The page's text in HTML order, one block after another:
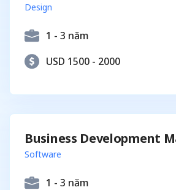
Design
1 - 3 năm
USD 1500 - 2000
Business Development
Software
1 - 3 năm